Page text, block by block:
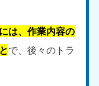
は、作業内容の
で、後々のトラ